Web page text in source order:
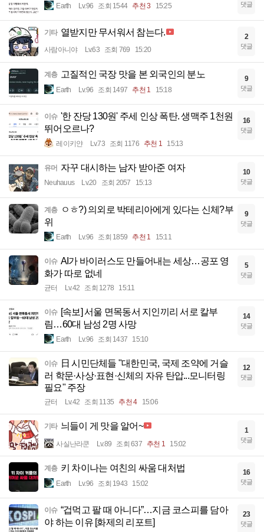
Earth Lv.96 조회 1544 추천 3 15:25 댓글
기타 열받지만 무서워서 참는다.
사람아니야 Lv.63 조회 769 15:20
2
댓글
계층 고질적인 국장 맛을 본 외국인의 분노
Earth Lv.96 조회 1497 추천 1 15:18
9
댓글
이슈 '한 잔당 130원' 주세 인상 폭탄. 생맥주 1천원
뛰어오르나?
레이키얀 Lv.73 조회 1176 추천 1 15:13
16
댓글
유머 자꾸 대시하는 남자 받아준 여자
Neuhauus Lv.20 조회 2057 15:13
10
댓글
계층
ㅇㅎ?) 의외로 박테리아에게 있다는 신체?부
위
Earth Lv.96 조회 1859 추천 1 15:11
9
댓글
이슈 AI가 바이러스도 만들어내는 세상…공포 영
화가 따로 없네
균터 Lv.42 조회 1278 15:11
5
댓글
이슈 [속보] 서울 면목동서 지인끼리 서로 칼부
림…60대 남성 2명 사망
Earth Lv.96 조회 1437 15:10
14
댓글
이슈
日 시민단체들 "대한민국, 국제 조약에 거슬
러 학문·사상·표현·신체의 자유 탄압...모니터링
필요" 주장
균터 Lv.42 조회 1135 추천 4 15:06
12
댓글
기타 늬들이 게 맛을 알어~
사실난라쿤 Lv.89 조회 637 추천 1 15:02
1
댓글
계층 키 차이나는 여친의 싸움 대처법
Earth Lv.96 조회 1943 15:02
16
댓글
이슈 “겁먹고 팔 때 아니다”…지금 코스피를 담아
야 하는 이유 [화제의 리포트]
23
댓글